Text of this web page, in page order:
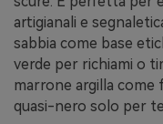
artigianali e
sabbia come base
verde per richiami o
marrone argilla come
quasi-nero solo per